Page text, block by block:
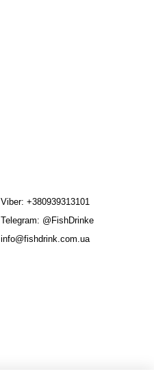
Viber: +380939313101
Telegram: @FishDrinke
info@fishdrink.com.ua